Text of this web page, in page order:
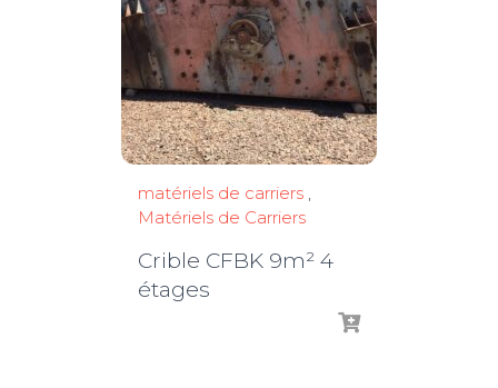
matériels de carriers ,
Matériels de Carriers
Crible CFBK 9m² 4
étages